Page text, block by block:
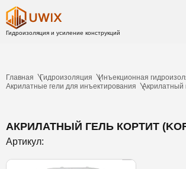
Главная Гидроизоляция
Инъекционная
Акрилатные гели для инъектирования
Акрилатный
АКРИЛАТНЫЙ ГЕЛЬ КОРТИТ
Артикул: